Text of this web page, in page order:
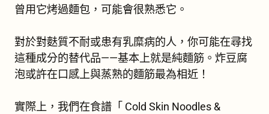
曾用它烤過麵包，可能會很熟悉它。
對於對麩質不耐或患有乳糜病的人，你可能在尋找
這種成分的替代品——基本上就是純麵筋。炸豆腐
泡或許在口感上與蒸熟的麵筋最為相近！
實際上，我們在食譜「 Cold Skin Noodles &